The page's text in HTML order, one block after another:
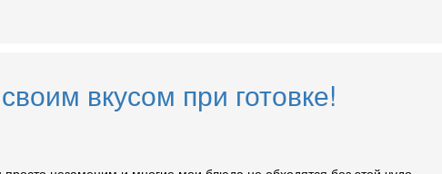
вкусом при готовке!